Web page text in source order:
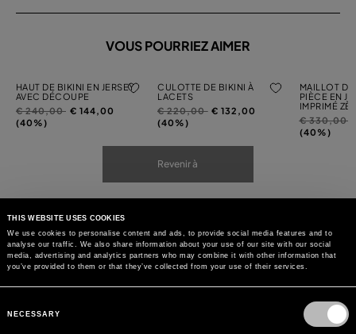
THIS WEBSITE USES COOKIES
We use cookies to personalise content and ads, to provide social media features and to
analyse our traffic. We also share information about your use of our site with our social
media, advertising and analytics partners who may combine it with other information that
you’ve provided to them or that they’ve collected from your use of their services.
Selection
NECESSARY
VOUS POURRIEZ AIMER
HAUT DE BIKINI EN JERSEY
AVEC DÉCOUPE
Prix
réduit
€ 240,00à€ 144,00
(40%)
CULOTTE DE BIKINI À
LACETS
Prix
réduit
€ 220,00à€ 132,00
(40%)
MAILLOT
PIÈCE EN
IMPRIMÉ
Prix
réduit
€ 330,00
(40%)
Revenir à